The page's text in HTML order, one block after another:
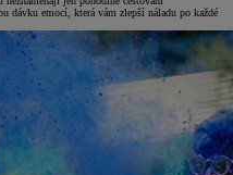
dávku emocí, která vám zlepší náladu po každé